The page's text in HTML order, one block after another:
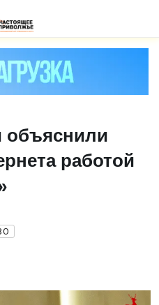
объяснили
работой